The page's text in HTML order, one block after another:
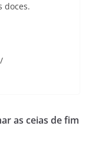
doces.
as ceias de fim